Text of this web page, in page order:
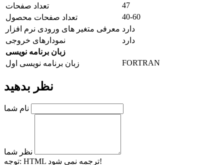
تعداد صفحات
47
تعداد صفحات محصول
40-60
معرفی متغیر های ورودی نرم افزار دارد
نمودارهای خروجی
دارد
زبان برنامه نویسی
زبان برنامه نویسی اول
FORTRAN
نظر بدهید
نام شما
نظر شما
توجه:
HTML ترجمه نمی شود!